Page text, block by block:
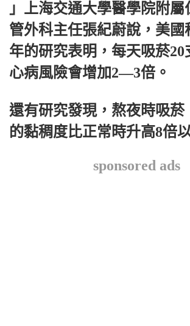
」上海交通大學醫學院附屬
管外科主任張紀蔚說，美國
年的研究表明，每天吸菸20
心病風險會增加2—3倍。
還有研究發現，熬夜時吸菸
的黏稠度比正常時升高8倍
sponsored ads